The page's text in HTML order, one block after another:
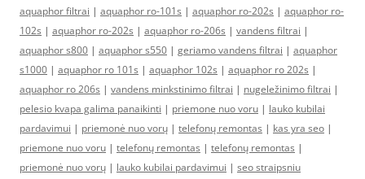
aquaphor filtrai | aquaphor ro-101s | aquaphor ro-202s | aquaphor ro-
102s | aquaphor ro-202s | aquaphor ro-206s | vandens filtrai |
aquaphor s800 | aquaphor s550 | geriamo vandens filtrai | aquaphor
s1000 | aquaphor ro 101s | aquaphor 102s | aquaphor ro 202s |
aquaphor ro 206s | vandens minkstinimo filtrai | nugeležinimo filtrai |
pelesio kvapa galima panaikinti | priemone nuo voru | lauko kubilai
pardavimui | priemonė nuo vorų | telefonų remontas | kas yra seo |
priemone nuo voru | telefonų remontas | telefonų remontas |
priemonė nuo vorų | lauko kubilai pardavimui | seo straipsniu